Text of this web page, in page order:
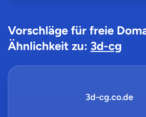
Vorschläge für freie
Ähnlichkeit zu: 3d-cg
3d-cg.co.de